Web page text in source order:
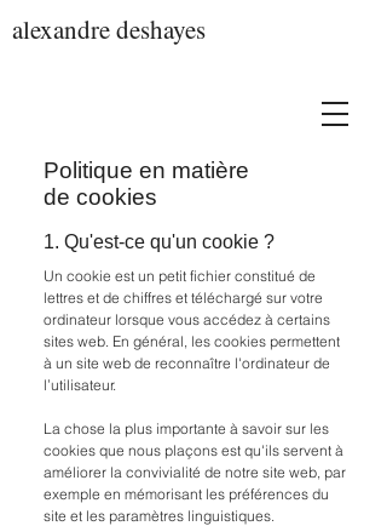
alexandre deshayes
Politique en matière
de cookies
1. Qu'est-ce qu'un cookie ?
Un cookie est un petit fichier constitué de
lettres et de chiffres et téléchargé sur votre
ordinateur lorsque vous accédez à certains
sites web. En général, les cookies permettent
à un site web de reconnaître l'ordinateur de
l’utilisateur.
La chose la plus importante à savoir sur les
cookies que nous plaçons est qu'ils servent à
améliorer la convivialité de notre site web, par
exemple en mémorisant les préférences du
site et les paramètres linguistiques.